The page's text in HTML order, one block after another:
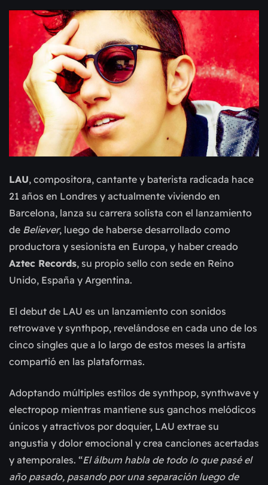
LAU, compositora, cantante y baterista radicada hace
21 años en Londres y actualmente viviendo en
Barcelona, lanza su carrera solista con el lanzamiento
de Believer, luego de haberse desarrollado como
productora y sesionista en Europa, y haber creado
Aztec Records, su propio sello con sede en Reino
Unido, España y Argentina.
El debut de LAU es un lanzamiento con sonidos
retrowave y synthpop, revelándose en cada uno de los
cinco singles que a lo largo de estos meses la artista
compartió en las plataformas.
Adoptando múltiples estilos de synthpop, synthwave y
electropop mientras mantiene sus ganchos melódicos
únicos y atractivos por doquier, LAU extrae su
angustia y dolor emocional y crea canciones acertadas
y atemporales. “El álbum habla de todo lo que pasé el
año pasado, pasando por una separación luego de